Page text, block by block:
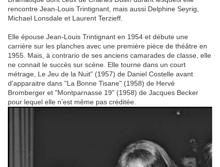
rencontre Jean-Louis Trintignant, mais aussi Delphine Seyrig,
Michael Lonsdale et Laurent Terzieff.
Elle épouse Jean-Louis Trintignant en 1954 et débute une
carrière sur les planches avec une première pièce de théâtre en
1955. Mais, à contrario de ses anciens camarades de classe, elle
ne connait le succès sur scène. Elle tourne dans un court
métrage, Le Jeu de la Nuit" (1957) de Daniel Costelle avant
d'apparaitre dans "La Bonne Tisane" (1958) de Hervé
Bromberger et "Montparnasse 19" (1958) de Jacques Becker
pour lequel elle n'est même pas créditée.